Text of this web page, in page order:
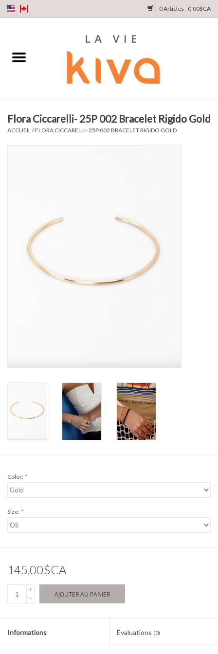
0 Articles - 0,00$CA
MAGASINEZ
Marques
Flora Ciccarelli- 25P 002 Bracelet Rigido Gold
ACCUEIL /FLORA CICCARELLI- 25P 002 BRACELET RIGIDO GOLD
Color: *
Size: *
145,00$CA
+
-
AJOUTER AU PANIER
Informations Évaluations (0)